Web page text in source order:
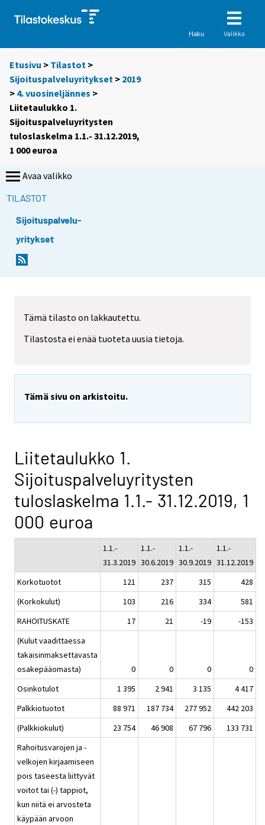
Haku Valikko
Etusivu > Tilastot >
Sijoituspalveluyritykset > 2019
> 4. vuosineljännes >
Liitetaulukko 1.
Sijoituspalveluyritysten
tuloslaskelma 1.1.- 31.12.2019,
1 000 euroa
Avaa valikko
TILASTOT
Sijoituspalvelu-
yritykset
Tämä tilasto on lakkautettu.
Tilastosta ei enää tuoteta uusia tietoja.
Tämä sivu on arkistoitu.
Liitetaulukko 1.
Sijoituspalveluyritysten
tuloslaskelma 1.1.- 31.12.2019, 1
000 euroa
1.1.-
31.3.2019
1.1.-
30.6.2019
1.1.-
30.9.2019
1.1.-
31.12.2019
Korkotuotot
121 237 315
428
(Korkokulut)
103 216 334
581
RAHOITUSKATE
17 21 -19
-153
(Kulut vaadittaessa
takaisinmaksettavasta
osakepääomasta)
0 0 0
0
Osinkotulot
1 395 2 941 3 135
4 417
Palkkiotuotot
88 971 187 734 277 952
442 203
(Palkkiokulut)
23 754 46 908 67 796
133 731
Rahoitusvarojen ja -
velkojen kirjaamiseen
pois taseesta liittyvät
voitot tai (-) tappiot,
kun niitä ei arvosteta
käypään arvoon